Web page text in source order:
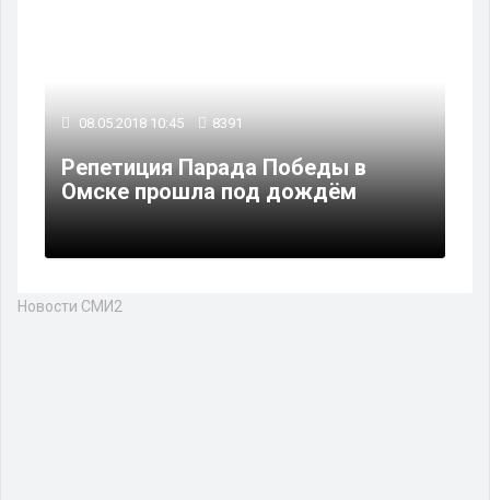
08.05.2018 10:45 8391
Репетиция Парада Победы в
Омске прошла под дождём
Новости СМИ2